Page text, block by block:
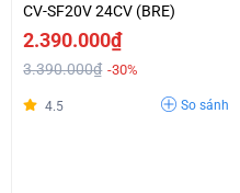
CV-SF20V 24CV (BRE)
2.390.000₫
3.390.000₫ -30%
4.5 So sánh